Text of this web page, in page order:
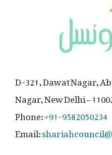
D-321, Dawat Nagar,
Nagar, New Delhi –
Phone:+91-9582050234
Email: